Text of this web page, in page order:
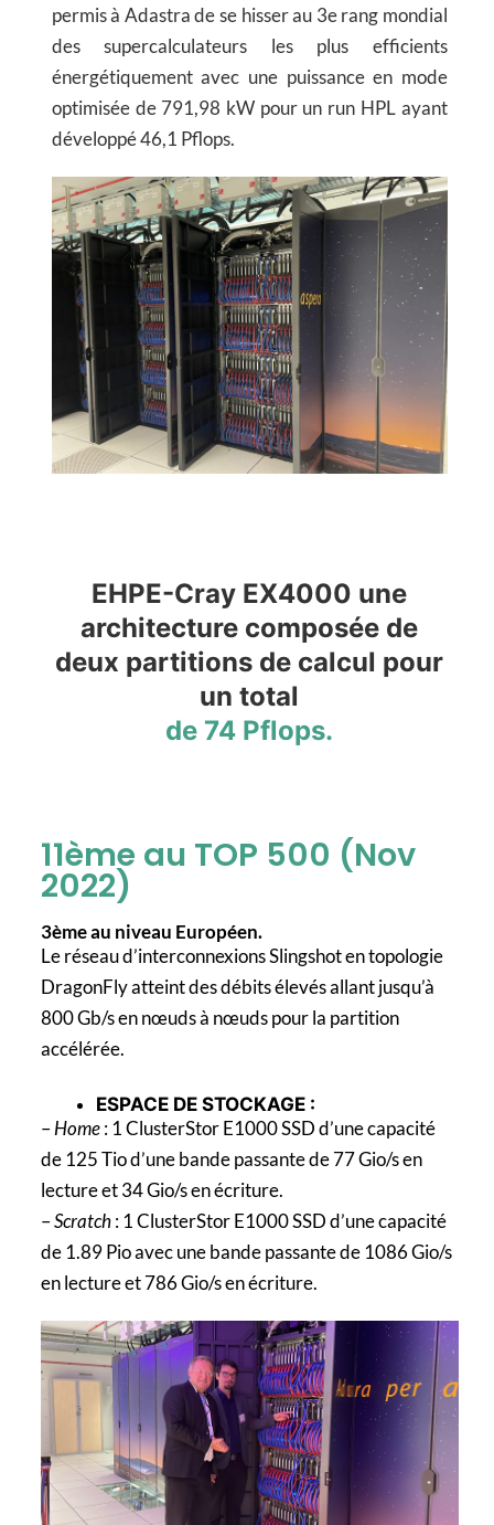
permis à Adastra de se hisser au 3e rang mondial
des supercalculateurs les plus efficients
énergétiquement avec une puissance en mode
optimisée de 791,98 kW pour un run HPL ayant
développé 46,1 Pflops.
EHPE-Cray EX4000 une
architecture composée de
deux partitions de calcul pour
un total
de 74 Pflops.
11ème au TOP 500 (Nov
2022)
3ème au niveau Européen.
Le réseau d’interconnexions Slingshot en topologie
DragonFly atteint des débits élevés allant jusqu’à
800 Gb/s en nœuds à nœuds pour la partition
accélérée.
ESPACE DE STOCKAGE :
–Home: 1 ClusterStor E1000 SSD d’une capacité
de 125 Tio d’une bande passante de 77 Gio/s en
lecture et 34 Gio/s en écriture.
–Scratch: 1 ClusterStor E1000 SSD d’une capacité
de 1.89 Pio avec une bande passante de 1086 Gio/s
en lecture et 786 Gio/s en écriture.